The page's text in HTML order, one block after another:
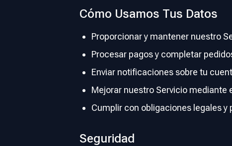
Cómo Usamos Tus Datos
Proporcionar y mantener nuestro
Procesar pagos y completar
Enviar notificaciones sobre tu
Mejorar nuestro Servicio mediante
Cumplir con obligaciones legales
Seguridad